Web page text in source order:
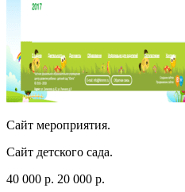
Сайт мероприятия.
Сайт детского сада.
40 000 p. 20 000 p.